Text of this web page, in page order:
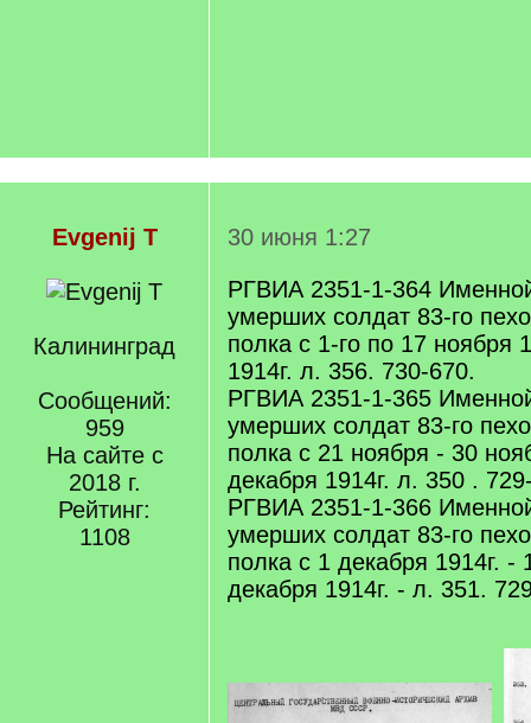
Evgenij T
Калининград
Сообщений:
959
На сайте с
2018 г.
Рейтинг:
1108
30 июня 1:27
РГВИА 2351-1-364
умерших солдат 83-го
полка с 1-го по 17 ноября
1914г. л. 356. 730-670.
РГВИА 2351-1-365
умерших солдат 83-го
полка с 21 ноября - 30
декабря 1914г. л. 350 .
РГВИА 2351-1-366
умерших солдат 83-го
полка с 1 декабря 1914г. -
декабря 1914г. - л. 351.